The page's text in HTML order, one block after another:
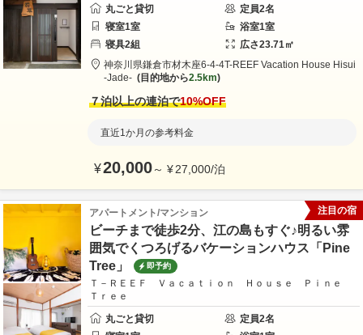
丸ごと貸切
定員2名
寝室1室 浴室1室
寝具2組 広さ23.71㎡
神奈川県鎌倉市材木座6-4-4T-REEF Vacation House Hisui
-Jade-
目的地から2.5km
７泊以上の連泊で10%OFF
直近1か月の参考料金
¥20,000～ ¥27,000/泊
アパートメント/マンション
ビーチまで徒歩2分、江の島もすぐ♪明るい雰
囲気でくつろげるバケーションハウス「Pine
Tree」
即予約
Ｔ－ＲＥＥＦ Ｖａｃａｔｉｏｎ Ｈｏｕｓｅ Ｐｉｎｅ
Ｔｒｅｅ
丸ごと貸切
定員2名
注目の宿